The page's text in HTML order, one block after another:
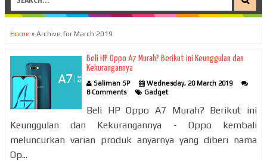
Home » Archive for March 2019
Beli HP Oppo A7 Murah? Berikut ini Keunggulan dan
Kekurangannya
Saliman SP
Wednesday, 20 March 2019
8 Comments
Gadget
Beli HP Oppo A7 Murah? Berikut ini
Keunggulan dan Kekurangannya - Oppo kembali
meluncurkan varian produk anyarnya yang diberi nama
Op...